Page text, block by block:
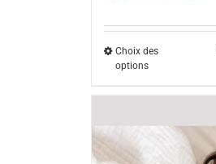
Choix des
options